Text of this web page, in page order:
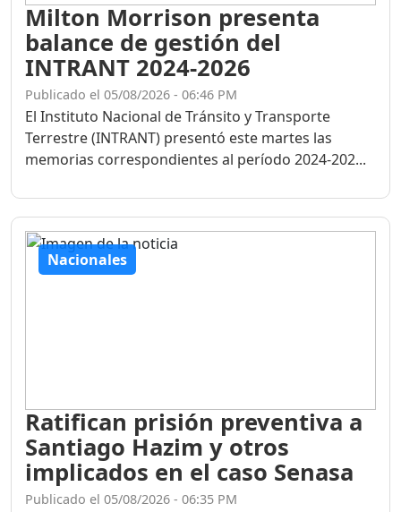
Milton Morrison presenta
balance de gestión del
INTRANT 2024-2026
Publicado el 05/08/2026 - 06:46 PM
El Instituto Nacional de Tránsito y Transporte
Terrestre (INTRANT) presentó este martes las
memorias correspondientes al período 2024-202...
Nacionales
Ratifican prisión preventiva a
Santiago Hazim y otros
implicados en el caso Senasa
Publicado el 05/08/2026 - 06:35 PM